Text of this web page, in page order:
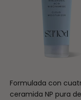
Formulada con
ceramida NP pura